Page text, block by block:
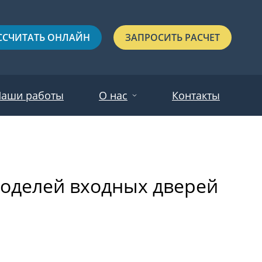
ОНЛАЙН ЗАПРОСИТЬ РАСЧЕТ
Черные
работы О нас Контакты
входных дверей